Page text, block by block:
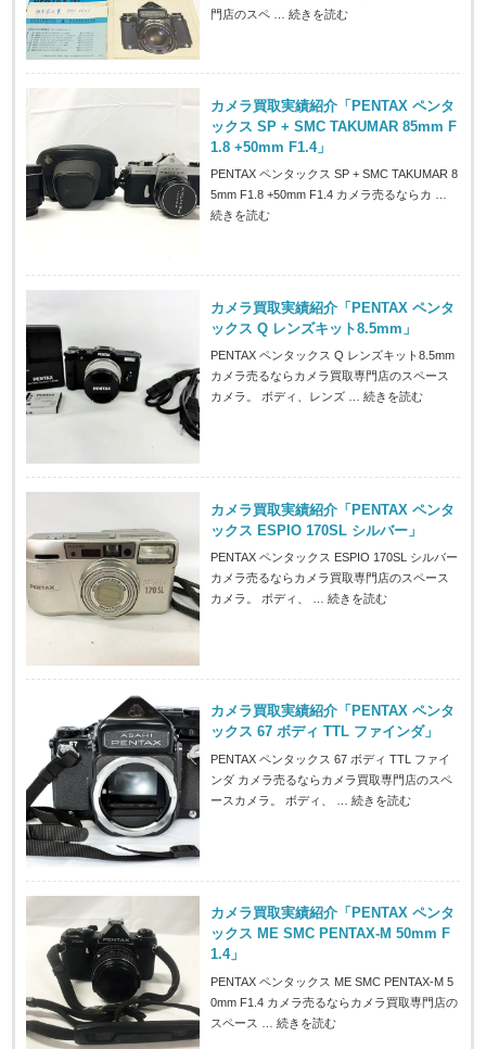
門店のスペ …続きを読む
カメラ買取実績紹介「PENTAX ペンタ
ックス SP + SMC TAKUMAR 85mm F
1.8 +50mm F1.4」
PENTAX ペンタックス SP + SMC TAKUMAR 8
5mm F1.8 +50mm F1.4 カメラ売るならカ …
続きを読む
カメラ買取実績紹介「PENTAX ペンタ
ックス Q レンズキット8.5mm」
PENTAX ペンタックス Q レンズキット8.5mm
カメラ売るならカメラ買取専門店のスペース
カメラ。 ボディ、レンズ …続きを読む
カメラ買取実績紹介「PENTAX ペンタ
ックス ESPIO 170SL シルバー」
PENTAX ペンタックス ESPIO 170SL シルバー
カメラ売るならカメラ買取専門店のスペース
カメラ。 ボディ、 …続きを読む
カメラ買取実績紹介「PENTAX ペンタ
ックス 67 ボディ TTL ファインダ」
PENTAX ペンタックス 67 ボディ TTL ファイ
ンダ カメラ売るならカメラ買取専門店のスペ
ースカメラ。 ボディ、 …続きを読む
カメラ買取実績紹介「PENTAX ペンタ
ックス ME SMC PENTAX-M 50mm F
1.4」
PENTAX ペンタックス ME SMC PENTAX-M 5
0mm F1.4 カメラ売るならカメラ買取専門店の
スペース …続きを読む